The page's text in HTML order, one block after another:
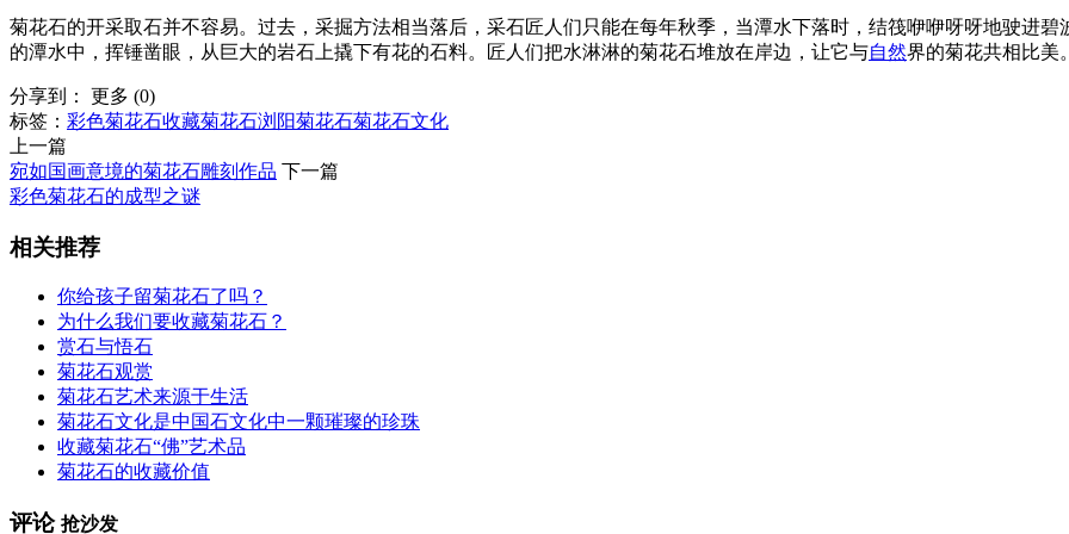
菊花石的开采取石并不容易。过去，采掘方法相当落后，采石匠人们只能在每年秋季，当潭水下落时，结筏咿咿呀呀地驶进
的潭水中，挥锤凿眼，从巨大的岩石上撬下有花的石料。匠人们把水淋淋的菊花石堆放在岸边，让它与自然界的菊花共相比美
分享到： 更多 (0)
标签： 彩色菊花石收藏菊花石浏阳菊花石菊花石文化
上一篇
宛如国画意境的菊花石雕刻作品 下一篇
彩色菊花石的成型之谜
相关推荐
你给孩子留菊花石了吗？
为什么我们要收藏菊花石？
赏石与悟石
菊花石观赏
菊花石艺术来源于生活
菊花石文化是中国石文化中一颗璀璨的珍珠
收藏菊花石“佛”艺术品
菊花石的收藏价值
评论 抢沙发